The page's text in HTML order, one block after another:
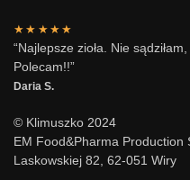
★★★★★
“Najlepsze zioła. Nie
Polecam!!”
Daria S.
© Klimuszko 2024
EM Food&Pharma Production
Laskowskiej 82, 62-051 Wiry